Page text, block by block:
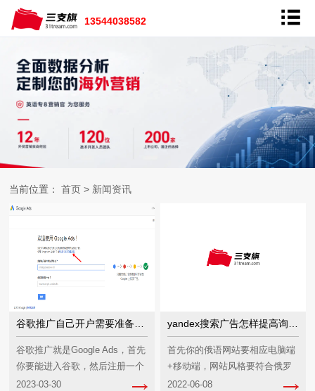
13544038582
当前位置： 首页 > 新闻资讯
谷歌推广就是Google Ads，首先
你要能进入谷歌，然后注册一个
谷歌账号（准备手机号和邮箱就
2023-03-30
首先你的俄语网站要相应电脑端
+移动端，网站风格要符合俄罗
斯人浏览习惯，要方便客户询盘
2022-06-08